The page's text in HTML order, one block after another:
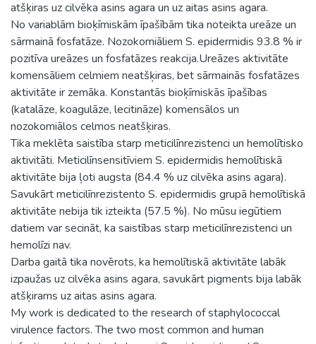
atšķiras uz cilvēka asins agara un uz aitas asins agara.
No variablām bioķīmiskām īpašībām tika noteikta ureāze un
sārmainā fosfatāze. Nozokomiāliem S. epidermidis 93.8 % ir
pozitīva ureāzes un fosfatāzes reakcija.Ureāzes aktivitāte
komensāliem celmiem neatšķiras, bet sārmainās fosfatāzes
aktivitāte ir zemāka. Konstantās bioķīmiskās īpašības
(katalāze, koagulāze, lecitināze) komensālos un
nozokomiālos celmos neatšķiras.
Tika meklēta saistība starp meticilīnrezistenci un hemolītisko
aktivitāti. Meticilīnsensitīviem S. epidermidis hemolītiskā
aktivitāte bija ļoti augsta (84.4 % uz cilvēka asins agara).
Savukārt meticilīnrezistento S. epidermidis grupā hemolītiskā
aktivitāte nebija tik izteikta (57.5 %). No mūsu iegūtiem
datiem var secināt, ka saistības starp meticilīnrezistenci un
hemolīzi nav.
Darba gaitā tika novērots, ka hemolītiskā aktivitāte labāk
izpaužas uz cilvēka asins agara, savukārt pigments bija labāk
atšķirams uz aitas asins agara.
My work is dedicated to the research of staphylococcal
virulence factors. The two most common and human